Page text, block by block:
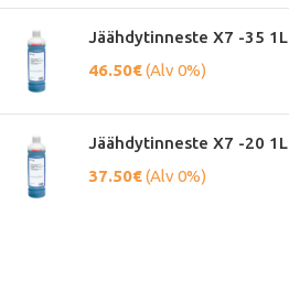
Jäähdytinneste X7 -35 1L
46.50€(Alv 0%)
Jäähdytinneste X7 -20 1L
37.50€(Alv 0%)